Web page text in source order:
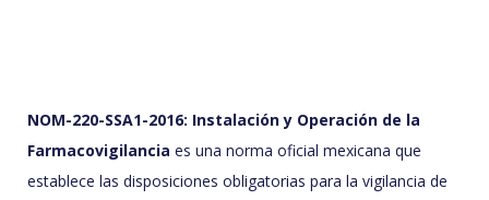
NOM-220-SSA1-2016: Instalación y Operación de la
Farmacovigilancia es una norma oficial mexicana que
establece las disposiciones obligatorias para la vigilancia de